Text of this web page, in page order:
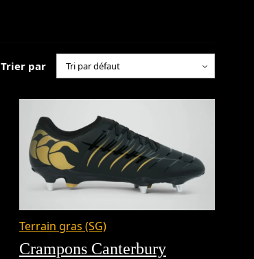
Trier par
Terrain gras (SG)
Crampons Canterbury